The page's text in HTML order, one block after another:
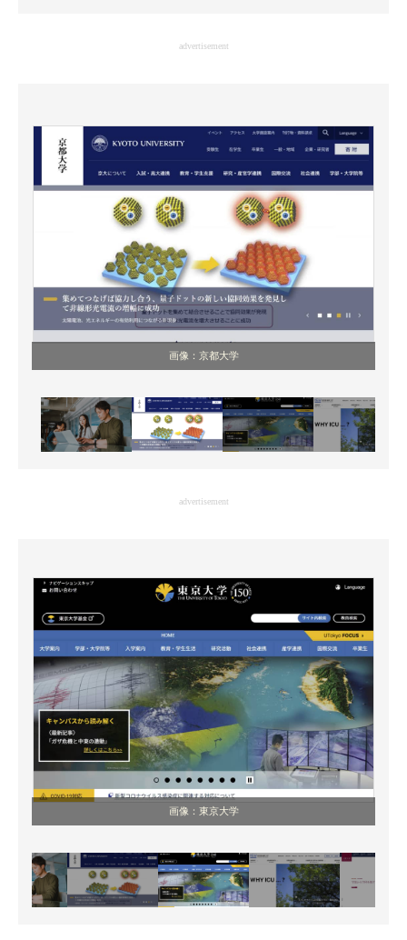
モノづくり技術者専門サイト
エレクトロニクス専門サイト
電子設計の基本と応用
エネルギーの専門メディア
建設×テクノロジーの最前線
ちょっと気になるネットの話題
advertisement
画像：京都大学
advertisement
画像：東京大学